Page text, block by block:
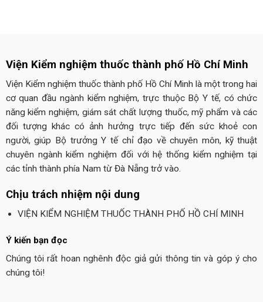
Viện Kiểm nghiệm thuốc thành phố Hồ Chí Minh
Viện Kiểm nghiệm thuốc thành phố Hồ Chí Minh là một trong hai
cơ quan đầu ngành kiểm nghiệm, trực thuộc Bộ Y tế, có chức
năng kiểm nghiệm, giám sát chất lượng thuốc, mỹ phẩm và các
đối tượng khác có ảnh hưởng trực tiếp đến sức khoẻ con
người, giúp Bộ trưởng Y tế chỉ đạo về chuyên môn, kỹ thuật
chuyên ngành kiểm nghiệm đối với hệ thống kiểm nghiệm tại
các tỉnh thành phía Nam từ Đà Nẵng trở vào.
Chịu trách nhiệm nội dung
VIỆN KIỂM NGHIỆM THUỐC THÀNH PHỐ HỒ CHÍ MINH
Ý kiến bạn đọc
Chúng tôi rất hoan nghênh độc giả gửi thông tin và góp ý cho
chúng tôi!